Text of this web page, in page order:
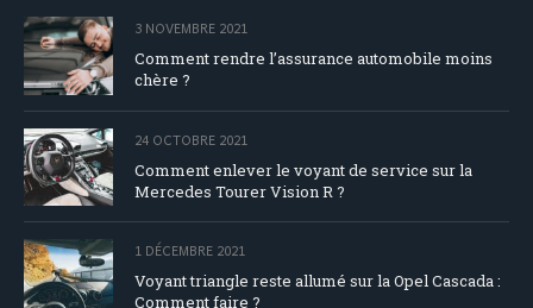
3 NOVEMBRE 2021
Comment rendre l’assurance automobile moins
chère ?
24 OCTOBRE 2021
Comment enlever le voyant de service sur la
Mercedes Tourer Vision R ?
1 DÉCEMBRE 2021
Voyant triangle reste allumé sur la Opel Cascada :
Comment faire ?